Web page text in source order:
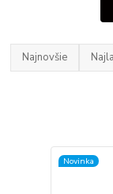
Najnovšie
Novinka